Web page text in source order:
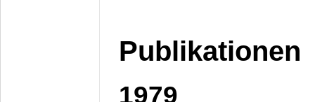
Publikationen
1979